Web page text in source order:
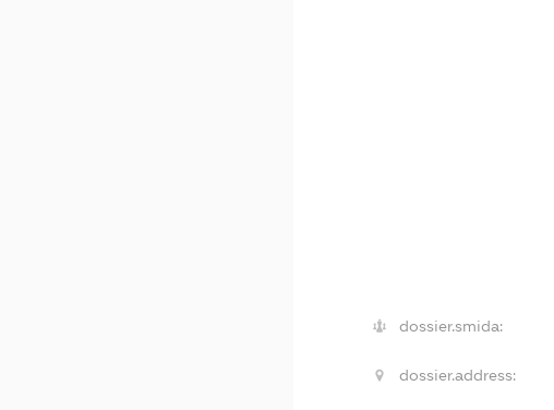
dossier.smida:
dossier.address: